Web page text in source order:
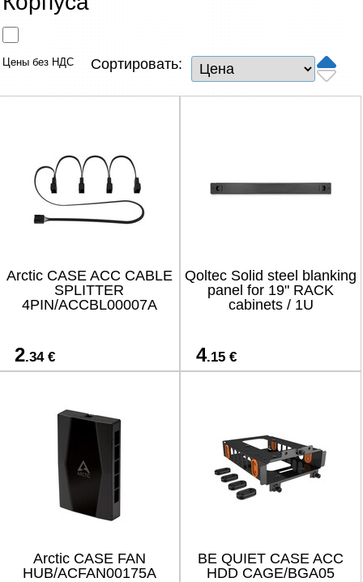
Сетевые товары
ТВ, Фото и электроника
Renewd техника, Outlet
Цены без НДС Сортировать:
Arctic CASE ACC CABLE
SPLITTER
4PIN/ACCBL00007A
2.34 €
Qoltec Solid steel blanking
panel for 19" RACK
cabinets / 1U
4.15 €
Arctic CASE FAN
HUB/ACFAN00175A
BE QUIET CASE ACC
HDD CAGE/BGA05